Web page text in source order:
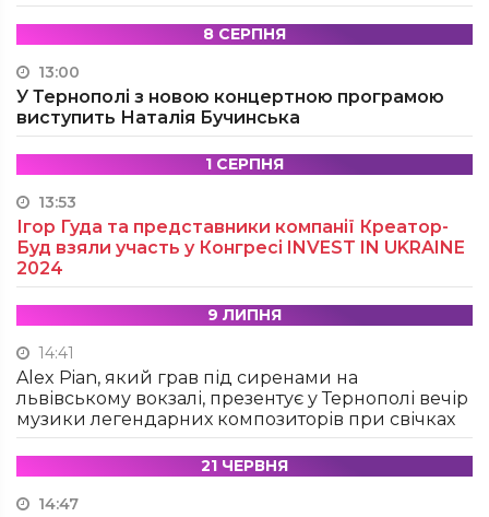
8 СЕРПНЯ
13:00
У Тернополі з новою концертною програмою
виступить Наталія Бучинська
1 СЕРПНЯ
13:53
Ігор Гуда та представники компанії Креатор-
Буд взяли участь у Конгресі INVEST IN UKRAINE
2024
9 ЛИПНЯ
14:41
Alex Pian, який грав під сиренами на
львівському вокзалі, презентує у Тернополі вечір
музики легендарних композиторів при свічках
21 ЧЕРВНЯ
14:47